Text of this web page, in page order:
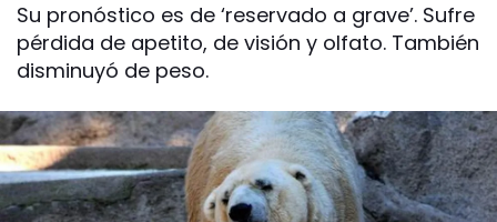
Su pronóstico es de ‘reservado a grave’. Sufre
pérdida de apetito, de visión y olfato. También
disminuyó de peso.